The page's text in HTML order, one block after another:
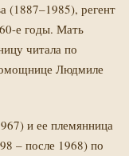
(1887–1985), регент
е годы. Мать
читала по
Людмиле
и ее племянница
– после 1968) по